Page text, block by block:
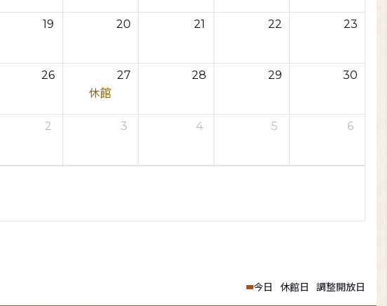
19 20 21 22 23
26
27
休館
28 29 30
2 3 4 5 6
今日 休館日 調整開放日